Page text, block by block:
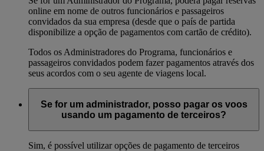
online em nome de outros funcionários e passageiros
convidados da sua empresa (desde que o país de partida
disponibilize a opção de pagamentos com cartão de crédito).
Todos os Administradores do Programa, funcionários e
passageiros convidados podem fazer pagamentos através dos
seus acordos com o seu agente de viagens local.
Se for um administrador, posso pagar os voos
usando um pagamento de terceiros?
Sim, é possível utilizar opções de pagamento de terceiros